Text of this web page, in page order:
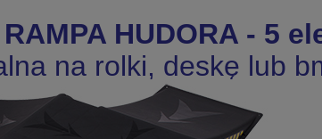
HUDORA - 5
na rolki, deskę lub